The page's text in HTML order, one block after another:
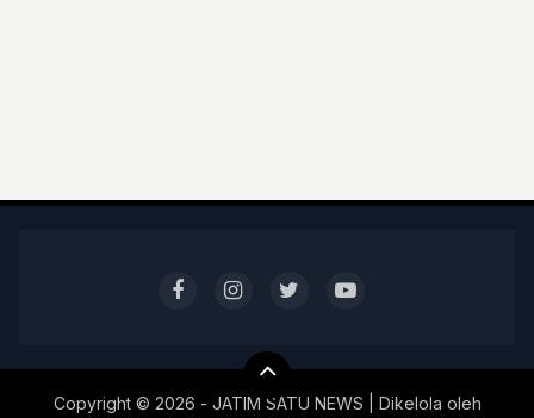
Copyright © 2026 - JATIM SATU NEWS | Dikelola oleh